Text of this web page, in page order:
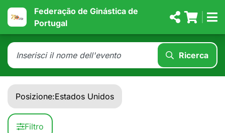
Federação de Ginástica de
Portugal
Ricerca
Posizione:Estados Unidos
Filtro